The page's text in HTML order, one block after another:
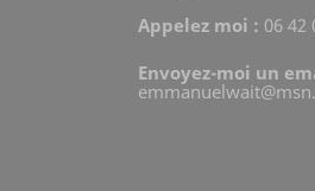
Appelez moi : 06 42
Envoyez-moi un